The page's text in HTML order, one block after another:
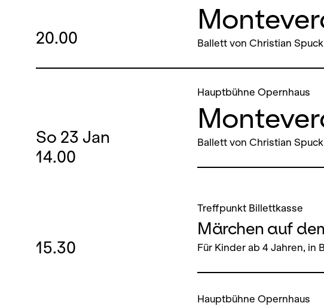
20.00 Ballett von Christian Spuck
So 23 Jan
14.00
Hauptbühne Opernhaus
Ballett von Christian Spuck
15.30
Treffpunkt Billettkasse
Märchen auf
Für Kinder ab 4 Jahren, in
Hauptbühne Opernhaus